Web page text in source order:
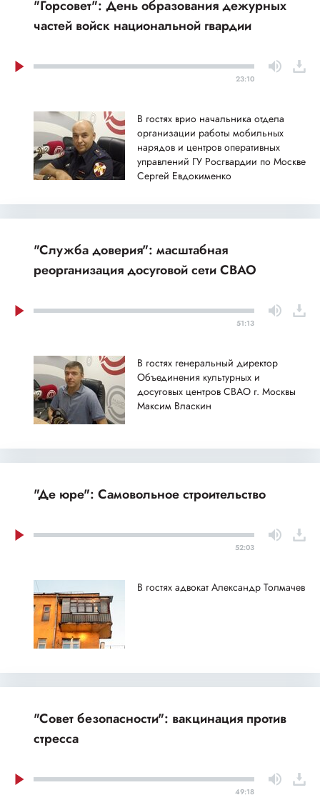
"Горсовет": День образования дежурных
частей войск национальной гвардии
23:10
В гостях врио начальника отдела
организации работы мобильных
нарядов и центров оперативных
управлений ГУ Росгвардии по Москве
Сергей Евдокименко
"Служба доверия": масштабная
реорганизация досуговой сети СВАО
51:13
В гостях генеральный директор
Объединения культурных и
досуговых центров СВАО г. Москвы
Максим Власкин
"Де юре": Самовольное строительство
52:03
В гостях адвокат Александр Толмачев
"Совет безопасности": вакцинация против
стресса
49:18